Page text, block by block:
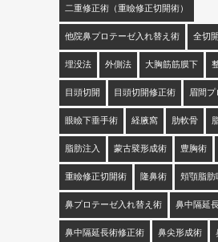
二重修正術（重瞼修正切開術）
他院鼻プロテーゼ入れ替え術 全切開
埋没法 外側法 大胸筋筋膜下
目頭切開 目頭切開修正術 眉間プ
眼瞼下垂手術 経腋窩 肋軟骨
脂肪注入 蒙古襞形成術 豊胸術
重瞼修正切開術 隆鼻術 頬顎脂肪
鼻プロテーゼ入れ替え術 鼻中隔延
鼻中隔延長術修正術 鼻尖形成術